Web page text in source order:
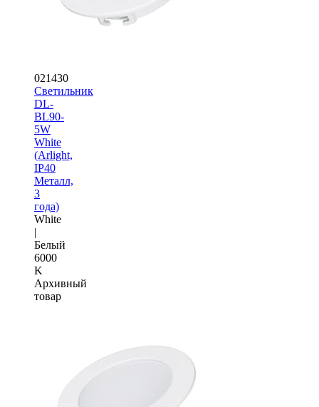
021430
Светильник
DL-
BL90-
5W
White
(Arlight,
IP40
Металл,
3
года)
White
|
Белый
6000
K
Архивный
товар